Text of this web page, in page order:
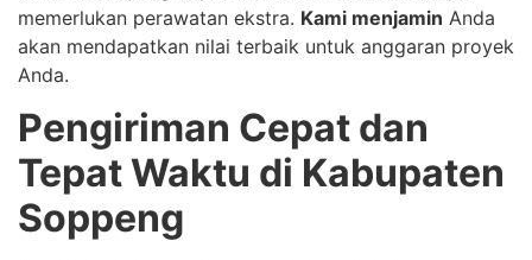
memerlukan perawatan ekstra. Kami menjamin Anda
akan mendapatkan nilai terbaik untuk anggaran proyek
Anda.
Pengiriman Cepat dan
Tepat Waktu di Kabupaten
Soppeng